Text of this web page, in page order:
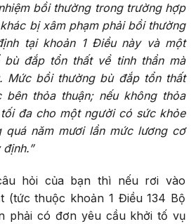
bồi thường trong trường hợp
bị xâm phạm phải bồi thường
tại khoản 1 Điều này và một
bù đắp tổn thất về tinh thần mà
Mức bồi thường bù đắp tổn thất
thỏa thuận; nếu không thỏa
đa cho một người có sức khỏe
quá năm mươi lần mức lương cơ
hỏi của bạn thì nếu rơi vào
(tức thuộc khoản 1 Điều 134 Bộ
phải có đơn yêu cầu khởi tố vụ